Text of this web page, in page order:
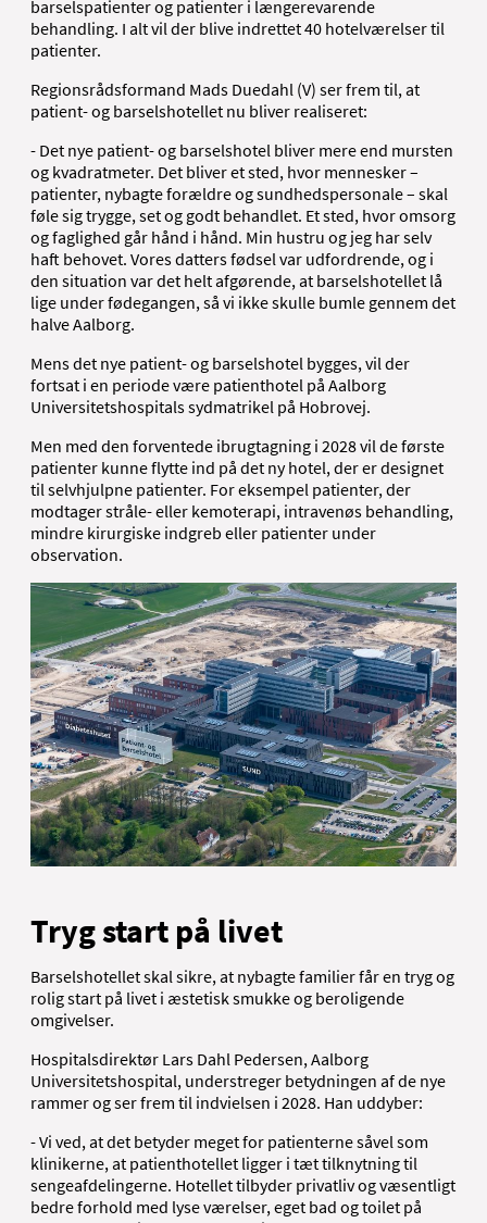
barselspatienter og patienter i længerevarende
behandling. I alt vil der blive indrettet 40 hotelværelser til
patienter.
Regionsrådsformand Mads Duedahl (V) ser frem til, at
patient- og barselshotellet nu bliver realiseret:
- Det nye patient- og barselshotel bliver mere end mursten
og kvadratmeter. Det bliver et sted, hvor mennesker –
patienter, nybagte forældre og sundhedspersonale – skal
føle sig trygge, set og godt behandlet. Et sted, hvor omsorg
og faglighed går hånd i hånd. Min hustru og jeg har selv
haft behovet. Vores datters fødsel var udfordrende, og i
den situation var det helt afgørende, at barselshotellet lå
lige under fødegangen, så vi ikke skulle bumle gennem det
halve Aalborg.
Mens det nye patient- og barselshotel bygges, vil der
fortsat i en periode være patienthotel på Aalborg
Universitetshospitals sydmatrikel på Hobrovej.
Men med den forventede ibrugtagning i 2028 vil de første
patienter kunne flytte ind på det ny hotel, der er designet
til selvhjulpne patienter. For eksempel patienter, der
modtager stråle- eller kemoterapi, intravenøs behandling,
mindre kirurgiske indgreb eller patienter under
observation.
Tryg start på livet
Barselshotellet skal sikre, at nybagte familier får en tryg og
rolig start på livet i æstetisk smukke og beroligende
omgivelser.
Hospitalsdirektør Lars Dahl Pedersen, Aalborg
Universitetshospital, understreger betydningen af de nye
rammer og ser frem til indvielsen i 2028. Han uddyber:
-Vi ved, at det betyder meget for patienterne såvel som
klinikerne, at patienthotellet ligger i tæt tilknytning til
sengeafdelingerne. Hotellet tilbyder privatliv og væsentligt
bedre forhold med lyse værelser, eget bad og toilet på